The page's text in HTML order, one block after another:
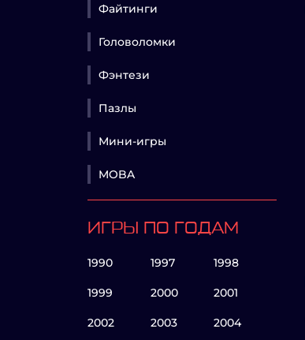
Файтинги
Головоломки
Фэнтези
Пазлы
Мини-игры
MOBA
ИГРЫ ПО ГОДАМ
1990 1997 1998
1999 2000 2001
2002 2003 2004